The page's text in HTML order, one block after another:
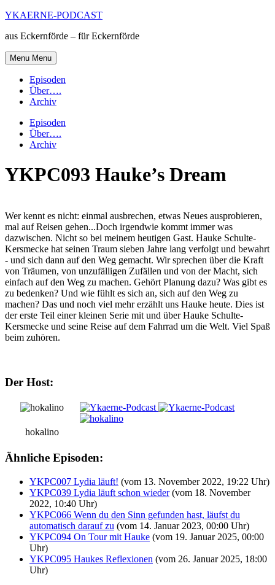
Skip
content
YKAERNE-PODCAST
aus Eckernförde – für Eckernförde
Menu Menu
Episoden
Über….
Archiv
Episoden
Über….
Archiv
YKPC093 Hauke’s Dream
Wer kennt es nicht: einmal ausbrechen, etwas Neues ausprobieren,
mal auf Reisen gehen...Doch irgendwie kommt immer was
dazwischen. Nicht so bei meinem heutigen Gast. Hauke Schulte-
Kersmecke hat seinen Traum sieben Jahre lang verfolgt und bewahrt
- und sich dann auf den Weg gemacht. Wir sprechen über die Kraft
von Träumen, von unzufälligen Zufällen und von der Macht, sich
einfach auf den Weg zu machen. Gehört Planung dazu? Was gibt es
zu bedenken? Und wie fühlt es sich an, sich auf den Weg zu
machen? Das und noch viel mehr erzählt uns Hauke heute. Dies ist
der erste Teil einer kleinen Serie mit und über Hauke Schulte-
Kersmecke und seine Reise auf dem Fahrrad um die Welt. Viel Spaß
beim zuhören.
Der Host:
hokalino
Ähnliche Episoden:
YKPC007 Lydia läuft! (vom 13. November 2022, 19:22 Uhr)
YKPC039 Lydia läuft schon wieder(vom 18. November
2022, 10:40 Uhr)
YKPC066 Wenn du den Sinn gefunden hast, läufst du
automatisch darauf zu (vom 14. Januar 2023, 00:00 Uhr)
YKPC094 On Tour mit Hauke (vom 19. Januar 2025, 00:00
Uhr)
YKPC095 Haukes Reflexionen (vom 26. Januar 2025, 18:00
Uhr)